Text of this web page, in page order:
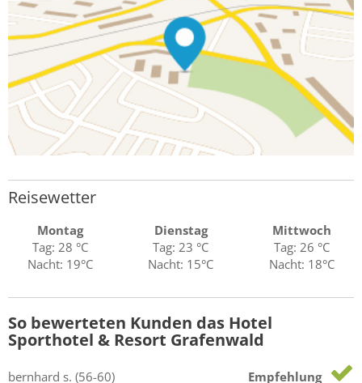
Reisewetter
Montag
Tag: 28 °C
Nacht: 19°C
Dienstag
Tag: 23 °C
Nacht: 15°C
Mittwoch
Tag: 26 °C
Nacht: 18°C
So bewerteten Kunden das Hotel
Sporthotel & Resort Grafenwald
bernhard s. (56-60) Empfehlung